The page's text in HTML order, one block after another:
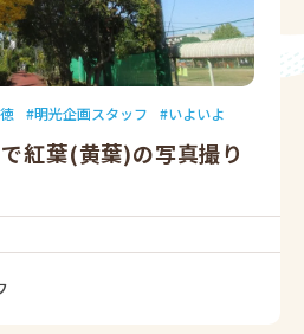
明光企画スタッフ いよいよ
紅葉(黄葉)の写真撮り